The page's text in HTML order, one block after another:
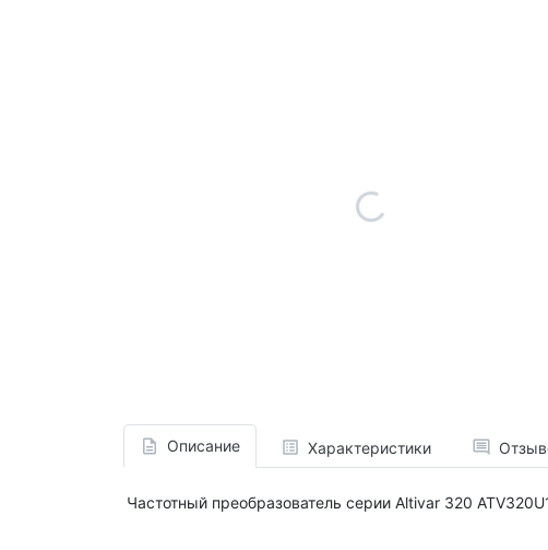
Описание Характеристики
Частотный преобразователь серии Altivar 320